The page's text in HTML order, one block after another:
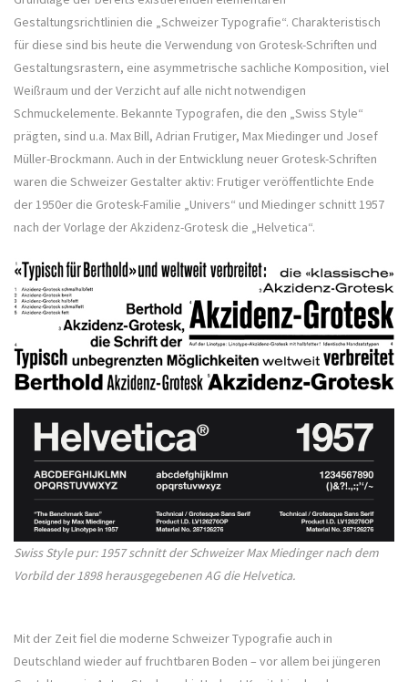
Gestaltungsrichtlinien die „Schweizer Typografie“. Charakteristisch
für diese sind bis heute die Verwendung von Grotesk-Schriften und
Gestaltungsrastern, eine asymmetrische sachliche Komposition, viel
Weißraum und der Verzicht auf alle nicht notwendigen
Schmuckelemente. Bekannte Typografen, die den „Swiss Style“
prägten, sind u.a. Max Bill, Adrian Frutiger, Max Miedinger und Josef
Müller-Brockmann. Auch in der Entwicklung neuer Grotesk-Schriften
waren die Schweizer Gestalter aktiv: Frutiger veröffentlichte Ende
der 1950er die Grotesk-Familie „Univers“ und Miedinger schnitt 1957
nach der Vorlage der Akzidenz-Grotesk die „Helvetica“.
Swiss Style pur: 1957 schnitt der Schweizer Max Miedinger nach dem
Vorbild der 1898 herausgegebenen AG die Helvetica.
Mit der Zeit fiel die moderne Schweizer Typografie auch in
Deutschland wieder auf fruchtbaren Boden – vor allem bei jüngeren